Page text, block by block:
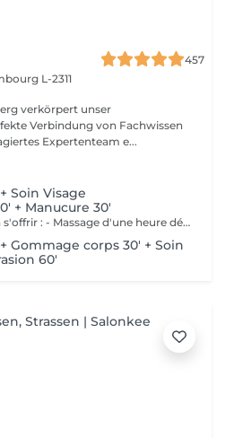
457
L-2311
verkörpert unser
Verbindung von Fachwissen
engagiertes Expertenteam e...
Soin Visage
+ Manucure 30'
Le forfait idéal à offrir ou à s'offrir : - Massage d'une heure détente. - Soin visage d'une heure adapté au type de peau comprenant démaquillage, gommage, extraction des comédons, massage, masque et crème de soin. - Manucure comprenant le limage, la pousse et coupe des cuticules, gommage et massage avec crème de soin. Base transparente comprise si souhaitée.
Gommage corps 30' + Soin
60'